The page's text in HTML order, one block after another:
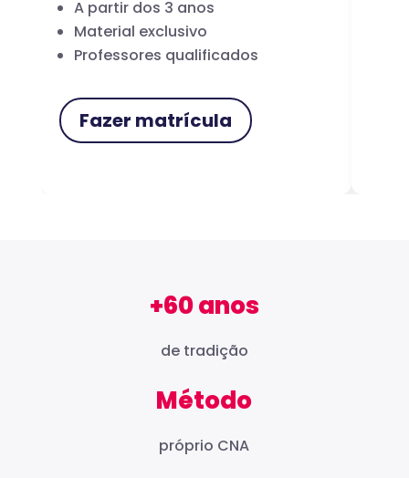
A partir dos 3 anos
Material exclusivo
Professores qualificados
Fazer matrícula
+60 anos
de tradição
Método
próprio CNA